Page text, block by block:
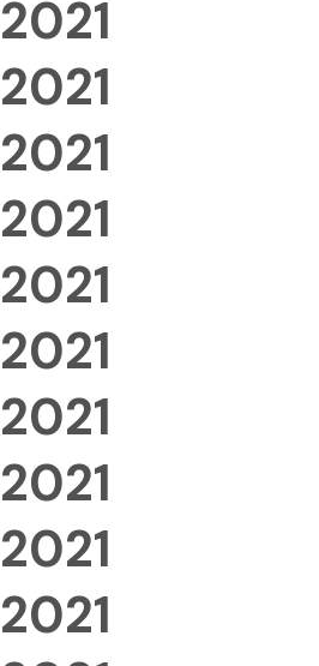
2021
2021
2021
2021
2021
2021
2021
2021
2021
2021